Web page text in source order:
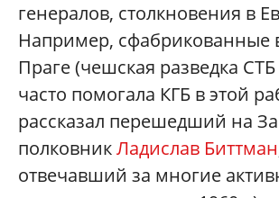
генералов, столкновения в
Например, сфабрикованные
Праге (чешская разведка
часто помогала КГБ в этой
рассказал перешедший на
полковникЛадислав Биттман
отвечавший за многие